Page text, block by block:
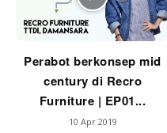
Lahar Dekor
Sembang Dekor
Sembang Laman
Tip Impiana
Tip Laman
Perabot berkonsep mid
century di Recro
Furniture | EP01...
10 Apr 2019